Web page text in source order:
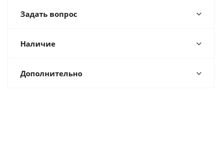
Задать вопрос
Наличие
Дополнительно